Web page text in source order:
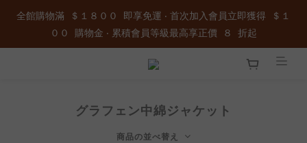
全館購物滿  ＄１８００  即享免運 ‧ 首次加入會員立即獲得  ＄１
００  購物金 ‧ 累積會員等級最高享正價  ８  折起
全館購物滿  ＄１８００  即享免運 ‧ 首次加入會員立即獲得  ＄１
００  購物金 ‧ 累積會員等級最高享正價  ８  折起
加入官方LINE ID : @wau4368o 享額外秘密折扣
全館購物滿  ＄１８００  即享免運 ‧ 首次加入會員立即獲得  ＄１
グラフェン中綿ジャケット
商品の並べ替え